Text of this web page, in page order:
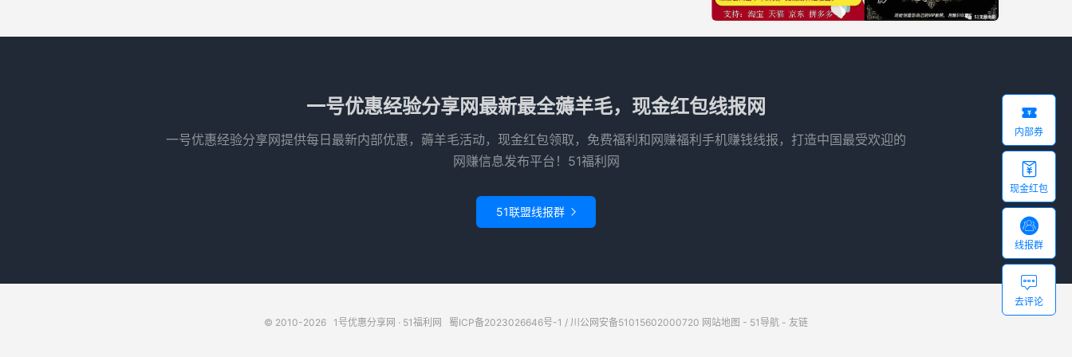
一号优惠经验分享网最新最全薅羊毛，现金红包线报网
一号优惠经验分享网提供每日最新内部优惠，薅羊毛活动，现金红包领取，免费福利和网赚福利手机赚钱线报，打造中国最受欢迎的
网赚信息发布平台！51福利网
51联盟线报群 
© 2010-2026 1号优惠分享网 · 51福利网 蜀ICP备2023026646号-1 / 川公网安备51015602000720 网站地图 - 51导航 - 友链

内部券

现金红包

线报群

去评论